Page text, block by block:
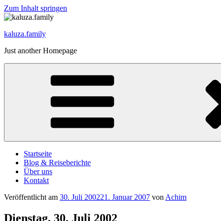
Zum Inhalt springen
kaluza.family
Just another Homepage
Startseite
Blog & Reiseberichte
Über uns
Kontakt
Veröffentlicht am 30. Juli 200221. Januar 2007 von Achim
Dienstag, 30. Juli 2002